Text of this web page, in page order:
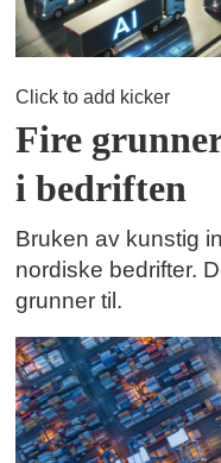
Click to add kicker
Fire
i bedriften
Bruken av kunstig
nordiske bedrifter.
grunner til.